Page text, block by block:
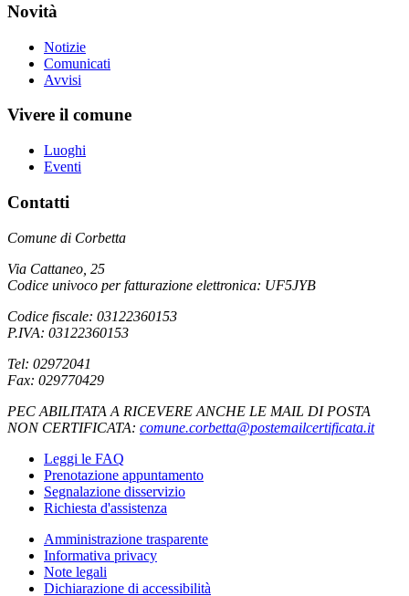
Novità
Notizie
Comunicati
Avvisi
Vivere il comune
Luoghi
Eventi
Contatti
Comune di Corbetta
Via Cattaneo, 25
Codice univoco per fatturazione elettronica: UF5JYB
Codice fiscale: 03122360153
P.IVA: 03122360153
Tel: 02972041
Fax: 029770429
PEC ABILITATA A RICEVERE ANCHE LE MAIL DI POSTA
NON CERTIFICATA: comune.corbetta@postemailcertificata.it
Leggi le FAQ
Prenotazione appuntamento
Segnalazione disservizio
Richiesta d'assistenza
Amministrazione trasparente
Informativa privacy
Note legali
Dichiarazione di accessibilità